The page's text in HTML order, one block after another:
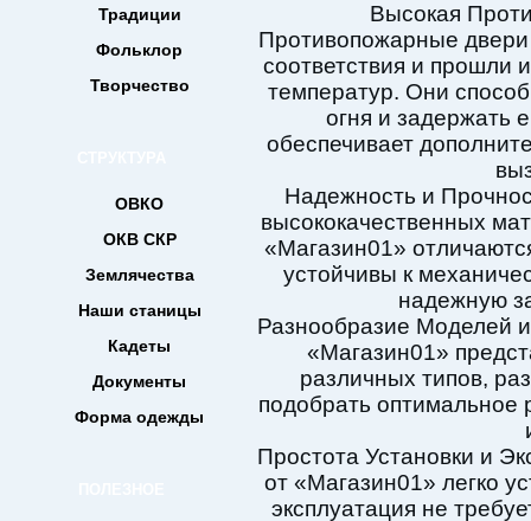
Традиции
Фольклор
Творчество
ОВКО
ОКВ СКР
Землячества
Наши станицы
Кадеты
Документы
Форма одежды
Высокая
Противопожарные
соответствия и прошли
температур. Они
огня и задержать
обеспечивает
Надежность и
высококачественных
«Магазин01»
устойчивы к
надежную
Разнообразие Моделей
«Магазин01»
различных типов,
подобрать
Простота Установки и
от «Магазин01» легко
эксплуатация не